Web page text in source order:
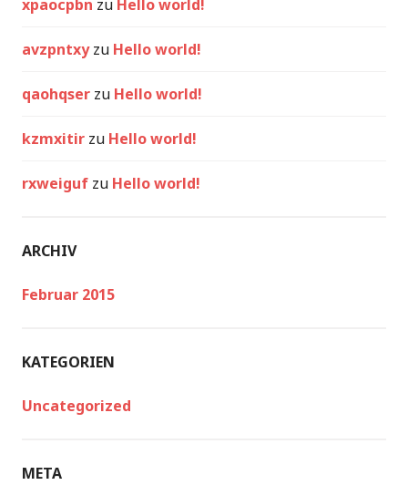
xpaocpbn zu Hello world!
avzpntxyzu Hello world!
qaohqser zu Hello world!
kzmxitir zu Hello world!
rxweiguf zu Hello world!
ARCHIV
Februar 2015
KATEGORIEN
Uncategorized
META